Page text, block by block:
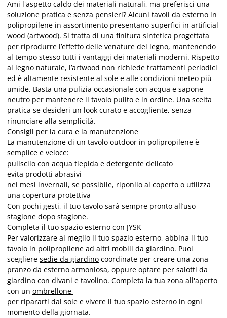
Ami l'aspetto caldo dei materiali naturali, ma preferisci una
soluzione pratica e senza pensieri? Alcuni tavoli da esterno in
polipropilene in assortimento presentano superfici in artificial
wood (artwood). Si tratta di una finitura sintetica progettata
per riprodurre l’effetto delle venature del legno, mantenendo
al tempo stesso tutti i vantaggi dei materiali moderni. Rispetto
al legno naturale, l’artwood non richiede trattamenti periodici
ed è altamente resistente al sole e alle condizioni meteo più
umide. Basta una pulizia occasionale con acqua e sapone
neutro per mantenere il tavolo pulito e in ordine. Una scelta
pratica se desideri un look curato e accogliente, senza
rinunciare alla semplicità.
Consigli per la cura e la manutenzione
La manutenzione di un tavolo outdoor in polipropilene è
semplice e veloce:
puliscilo con acqua tiepida e detergente delicato
evita prodotti abrasivi
nei mesi invernali, se possibile, riponilo al coperto o utilizza
una copertura protettiva
Con pochi gesti, il tuo tavolo sarà sempre pronto all’uso
stagione dopo stagione.
Completa il tuo spazio esterno con JYSK
Per valorizzare al meglio il tuo spazio esterno, abbina il tuo
tavolo in polipropilene ad altri mobili da giardino. Puoi
scegliere sedie da giardino coordinate per creare una zona
pranzo da esterno armoniosa, oppure optare per salotti da
giardino con divani e tavolino. Completa la tua zona all'aperto
con un ombrellone
per ripararti dal sole e vivere il tuo spazio esterno in ogni
momento della giornata.